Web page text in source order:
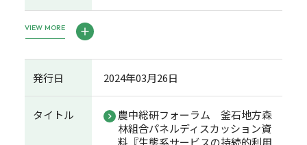
VIEW MORE
発行日 2024年03月26日
タイトル
農中総研フォーラム 釜石地方森
林組合パネルディスカッション資
料『生態系サービスの持続的利用